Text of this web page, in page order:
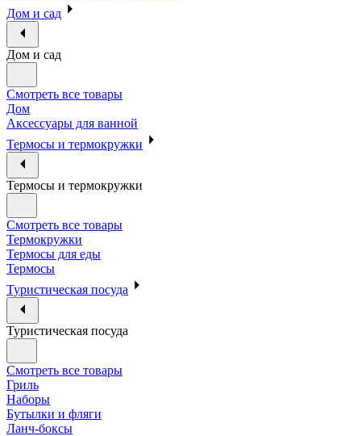
Дом и сад
Дом и сад
Смотреть все товары
Дом
Аксессуары для ванной
Термосы и термокружки
Термосы и термокружки
Смотреть все товары
Термокружки
Термосы для еды
Термосы
Туристическая посуда
Туристическая посуда
Смотреть все товары
Гриль
Наборы
Бутылки и фляги
Ланч-боксы